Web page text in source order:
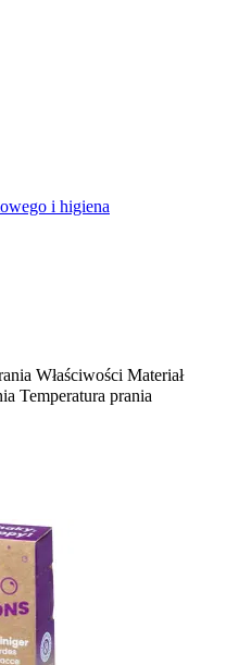
i higiena
Właściwości Materiał
Temperatura prania